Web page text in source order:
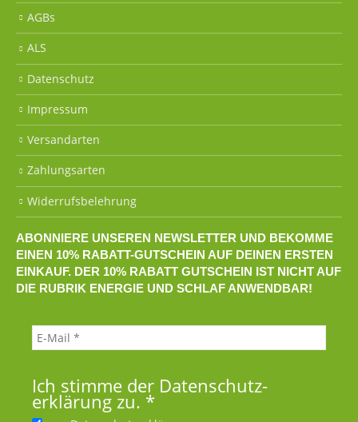
AGBs
ALS
Datenschutz
Impressum
Versandarten
Zahlungsarten
Widerrufsbelehrung
ABONNIERE UNSEREN NEWSLETTER UND BEKOMME
EINEN 10% RABATT-GUTSCHEIN AUF DEINEN ERSTEN
EINKAUF. DER 10% RABATT GUTSCHEIN IST NICHT AUF
DIE RUBRIK ENERGIE UND SCHLAF ANWENDBAR!
Ich stimme der Datenschutz­
erklärung zu. *